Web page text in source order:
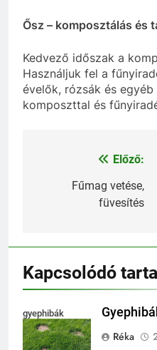
Ősz – komposztálás és
Kedvező időszak a
Használjuk fel a
évelők, rózsák és
komposzttal és
Bejegyzés
navigáció
Előző:
Fűmag vetése,
füvesítés
Kapcsolódó
gyephibák
Réka